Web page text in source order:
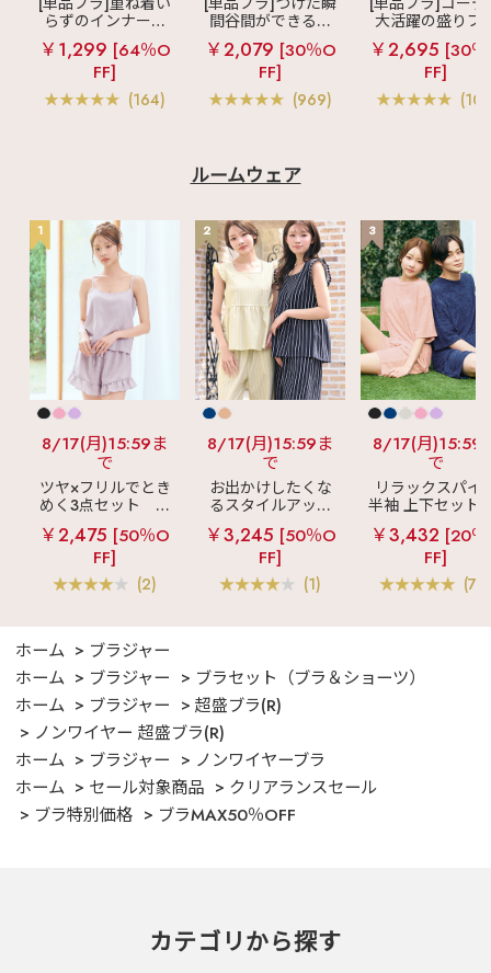
らずのインナーブ
ラ
リッチバスト
ブラトップ (ワイヤ
ー入り)
￥1,299 [64％O
FF]
(164)
間谷間ができるシ
ームレスブラ
超
盛ブラ(R) シームレ
ス 単品ブラジャー
￥2,079 [30％O
FF]
(969)
大活躍の盛りブ
ショートレン
ス ブラトップ 超
ブラ(R) 単品ブ
ャー
￥2,695 [30
FF]
ルームウェア
1
8/17(月)15:59ま
で
ツヤ×フリルでとき
めく3点セット
シ
ルキー ショートパ
ンツ 3点セット
￥2,475 [50％O
FF]
(2)
2
8/17(月)15:59ま
で
お出かけしたくな
るスタイルアップ
見え
ストライプ
フリル ロングパン
ツ 綿混 上下セット
￥3,245 [50％O
FF]
(1)
3
8/17(月)15:59
で
リラックスパイ
半袖 上下セット
女兼用サイズ)
￥3,432 [20
FF]
ホーム
ブラジャー
ホーム
ブラジャー
ブラセット（ブラ＆ショーツ）
ホーム
ブラジャー
超盛ブラ(R)
ノンワイヤー 超盛ブラ(R)
ホーム
ブラジャー
ノンワイヤーブラ
ホーム
セール対象商品
クリアランスセール
ブラ特別価格
ブラMAX50％OFF
カテゴリから探す